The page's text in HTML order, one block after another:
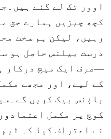
اوور تک لے گئے
کچھ چیزیں ہمارے حق
رہیں، لیکن ہم سخت
—صرف ایک میچ درکار
کے لیے، اور مجھے
باؤنس بیک کریں
نے اعتراف کیا کہ